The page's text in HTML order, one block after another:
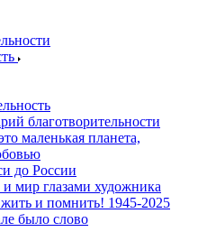
благотворительности
маленькая планета,
до России
мир глазами художника
жить и помнить! 1945-2025
было слово